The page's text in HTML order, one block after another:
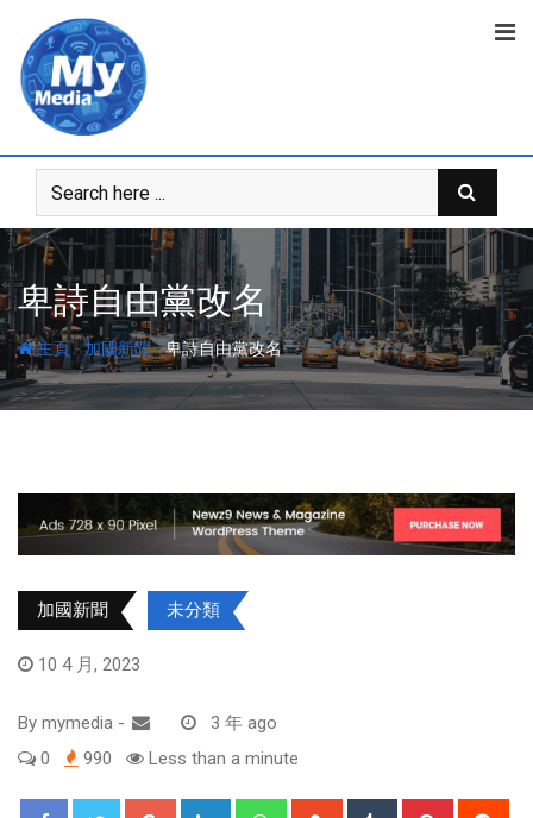
卑詩自由黨改名
主頁-加國新聞-卑詩自由黨改名
加國新聞 未分類
10 4 月, 2023
By mymedia -
3 年 ago
0
990 Less than a minute